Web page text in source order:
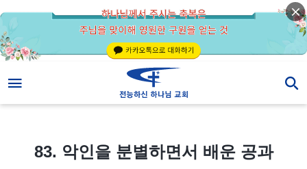
83. 악인을 분별하면서 배운 공과
83. 악인을 분별하면서 배운 공과